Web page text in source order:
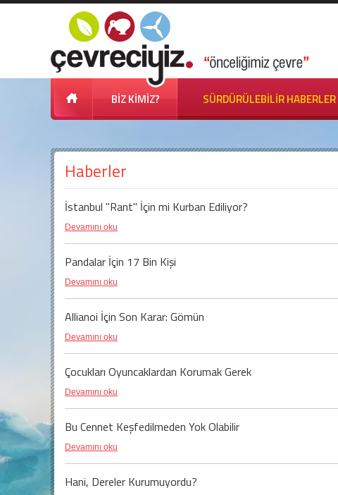
BİZ KİMİZ? SÜRDÜRÜLEBİLİR HABERLER
Haberler
İstanbul "Rant" İçin mi Kurban Ediliyor?
Devamını oku
Pandalar İçin 17 Bin Kişi
Devamını oku
Allianoi İçin Son Karar: Gömün
Devamını oku
Çocukları Oyuncaklardan Korumak Gerek
Devamını oku
Bu Cennet Keşfedilmeden Yok Olabilir
Devamını oku
Hani, Dereler Kurumuyordu?